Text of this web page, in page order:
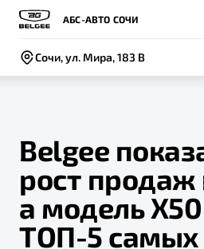
АБС-АВТО СОЧИ
Сочи, ул. Мира, 183 В
Новый
ВЫБОР И ПОКУПКА
СЕРВИС
О
СОБЫТИЯ
Belgee
рост продаж
а модель
ТОП-5 самых